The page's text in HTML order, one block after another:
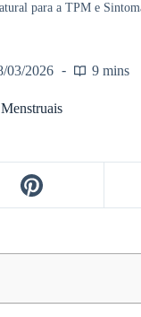
para a TPM e
03/2026 9 mins